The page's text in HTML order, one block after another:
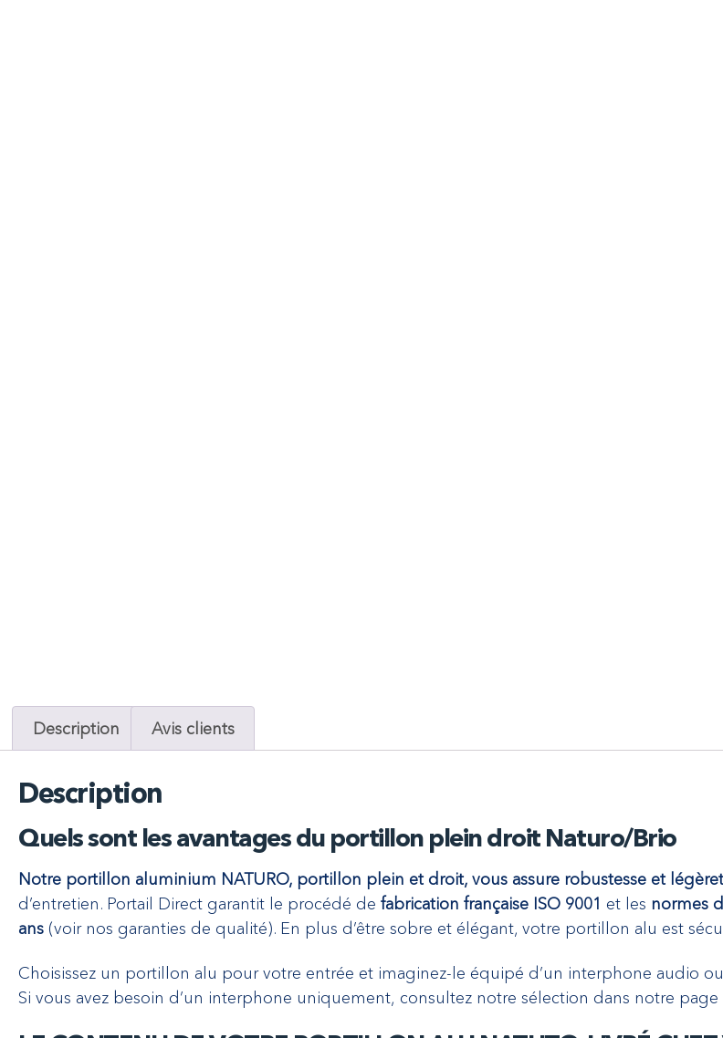
Description Avis clients
Description
Quels sont les avantages du portillon plein droit Naturo/Brio
Notre portillon aluminium NATURO, portillon plein et droit, vous assure robustesse et
d’entretien. Portail Direct garantit le procédé de fabrication française ISO 9001 et les normes
ans (voir nos garanties de qualité). En plus d’être sobre et élégant, votre portillon alu est
Choisissez un portillon alu pour votre entrée et imaginez-le équipé d’un interphone audio
Si vous avez besoin d’un interphone uniquement, consultez notre sélection dans notre